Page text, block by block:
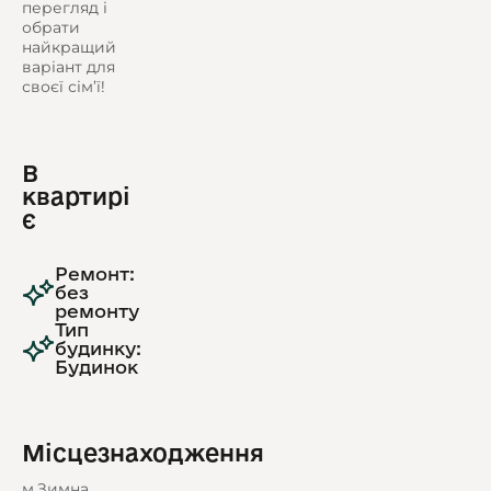
перегляд і
обрати
найкращий
варіант для
своєї сім’ї!
В
квартирі
є
Ремонт:
без
ремонту
Тип
будинку:
Будинок
Місцезнаходження